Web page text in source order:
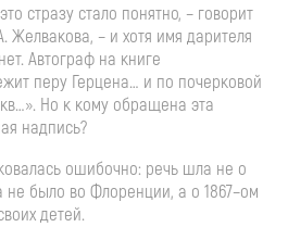
стразу стало понятно, – говорит
– и хотя имя дарителя
Автограф на книге
перу Герцена… и по почерковой
Но к кому обращена эта
надпись?
ошибочно: речь шла не о
не было во Флоренции, а о 1867–ом
детей.